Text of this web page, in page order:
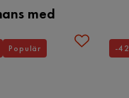
med
Populär -